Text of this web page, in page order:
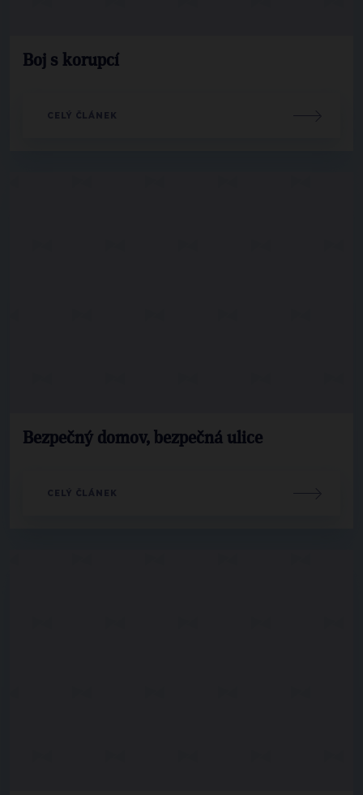
Boj s korupcí
CELÝ ČLÁNEK
Bezpečný domov, bezpečná ulice
CELÝ ČLÁNEK